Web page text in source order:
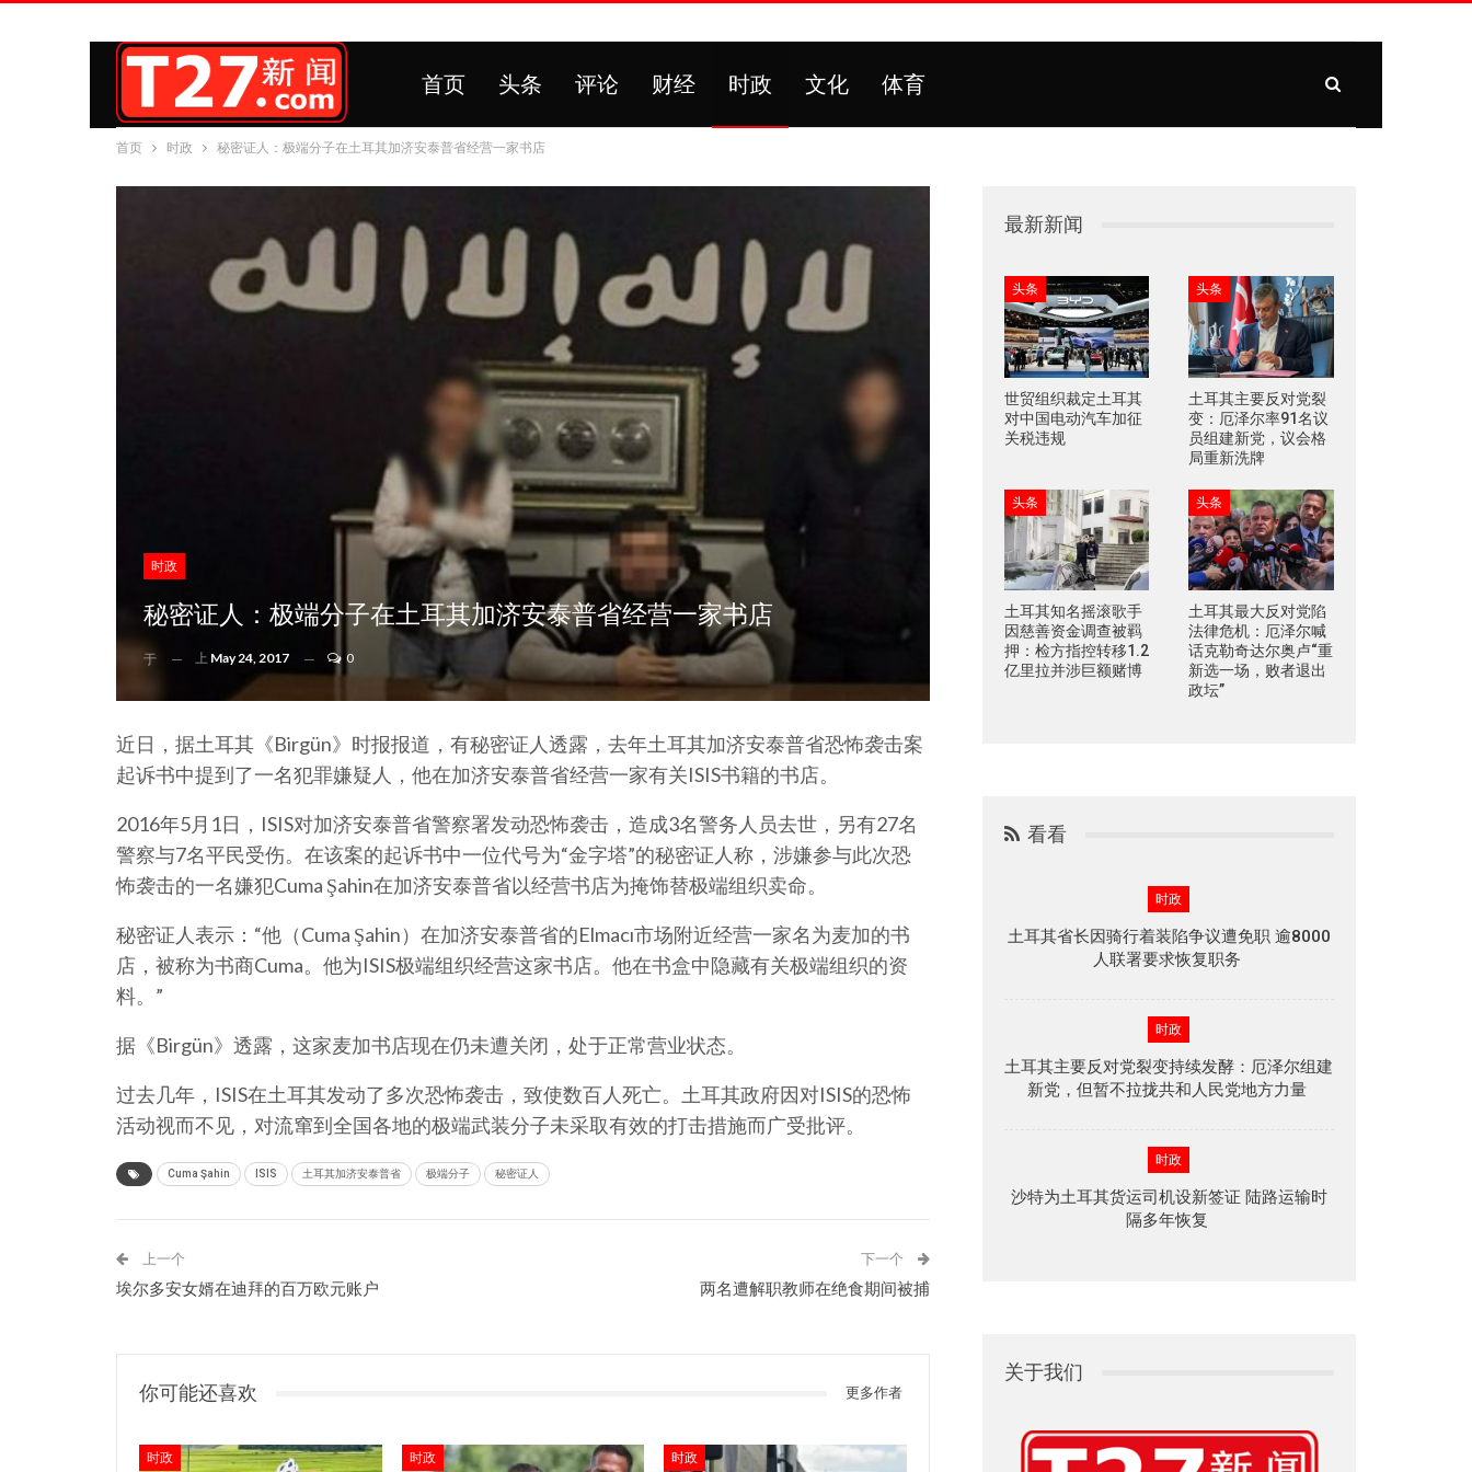
首页 头条 评论 财经 时政 文化 体育
首页 时政 秘密证人：极端分子在土耳其加济安泰普省经营一家书店
时政
秘密证人：极端分子在土耳其加济安泰普省经营一家书店
于 上 May 24, 2017 0
近日，据土耳其《Birgün》时报报道，有秘密证人透露，去年土耳其加济安泰普省恐怖袭击案
起诉书中提到了一名犯罪嫌疑人，他在加济安泰普省经营一家有关ISIS书籍的书店。
2016年5月1日，ISIS对加济安泰普省警察署发动恐怖袭击，造成3名警务人员去世，另有27名
警察与7名平民受伤。在该案的起诉书中一位代号为“金字塔”的秘密证人称，涉嫌参与此次恐
怖袭击的一名嫌犯Cuma Şahin在加济安泰普省以经营书店为掩饰替极端组织卖命。
秘密证人表示：“他（Cuma Şahin）在加济安泰普省的Elmacı市场附近经营一家名为麦加的书
店，被称为书商Cuma。他为ISIS极端组织经营这家书店。他在书盒中隐藏有关极端组织的资
料。”
据《Birgün》透露，这家麦加书店现在仍未遭关闭，处于正常营业状态。
过去几年，ISIS在土耳其发动了多次恐怖袭击，致使数百人死亡。土耳其政府因对ISIS的恐怖
活动视而不见，对流窜到全国各地的极端武装分子未采取有效的打击措施而广受批评。
Cuma Şahin ISIS 土耳其加济安泰普省 极端分子 秘密证人
上一个
埃尔多安女婿在迪拜的百万欧元账户
下一个
两名遭解职教师在绝食期间被捕
你可能还喜欢 更多作者
时政 时政 时政
最新新闻
头条
世贸组织裁定土耳其
对中国电动汽车加征
关税违规
头条
土耳其主要反对党裂
变：厄泽尔率91名议
员组建新党，议会格
局重新洗牌
头条
土耳其知名摇滚歌手
因慈善资金调查被羁
押：检方指控转移1.2
亿里拉并涉巨额赌博
头条
土耳其最大反对党陷
法律危机：厄泽尔喊
话克勒奇达尔奥卢“重
新选一场，败者退出
政坛”
看看
时政
土耳其省长因骑行着装陷争议遭免职 逾8000
人联署要求恢复职务
时政
土耳其主要反对党裂变持续发酵：厄泽尔组建
新党，但暂不拉拢共和人民党地方力量
时政
沙特为土耳其货运司机设新签证 陆路运输时
隔多年恢复
关于我们